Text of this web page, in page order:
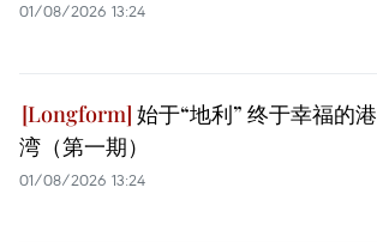
01/08/2026 13:24
始于“地利” 终于幸福的港
湾（第一期）
01/08/2026 13:24